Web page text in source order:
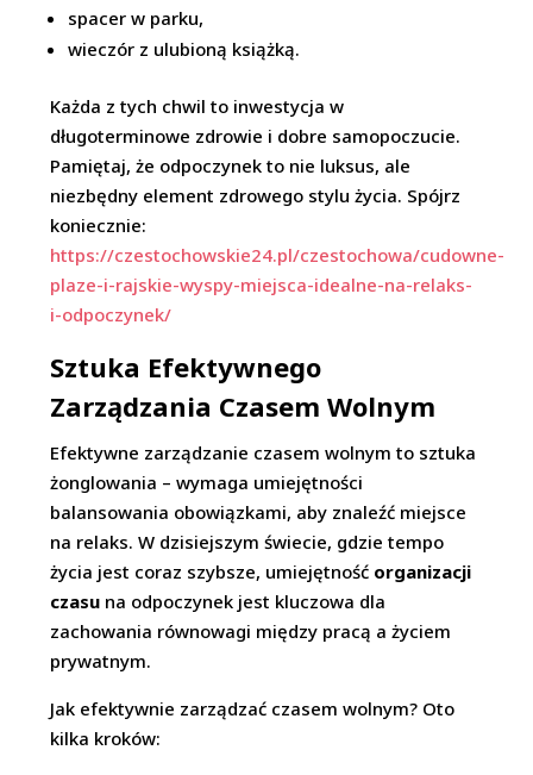
spacer w parku,
wieczór z ulubioną książką.
Każda z tych chwil to inwestycja w
długoterminowe zdrowie i dobre samopoczucie.
Pamiętaj, że odpoczynek to nie luksus, ale
niezbędny element zdrowego stylu życia. Spójrz
koniecznie:
https://czestochowskie24.pl/czestochowa/cudowne-
plaze-i-rajskie-wyspy-miejsca-idealne-na-relaks-
i-odpoczynek/
Sztuka Efektywnego
Zarządzania Czasem Wolnym
Efektywne zarządzanie czasem wolnym to sztuka
żonglowania – wymaga umiejętności
balansowania obowiązkami, aby znaleźć miejsce
na relaks. W dzisiejszym świecie, gdzie tempo
życia jest coraz szybsze, umiejętność organizacji
czasu na odpoczynek jest kluczowa dla
zachowania równowagi między pracą a życiem
prywatnym.
Jak efektywnie zarządzać czasem wolnym? Oto
kilka kroków: